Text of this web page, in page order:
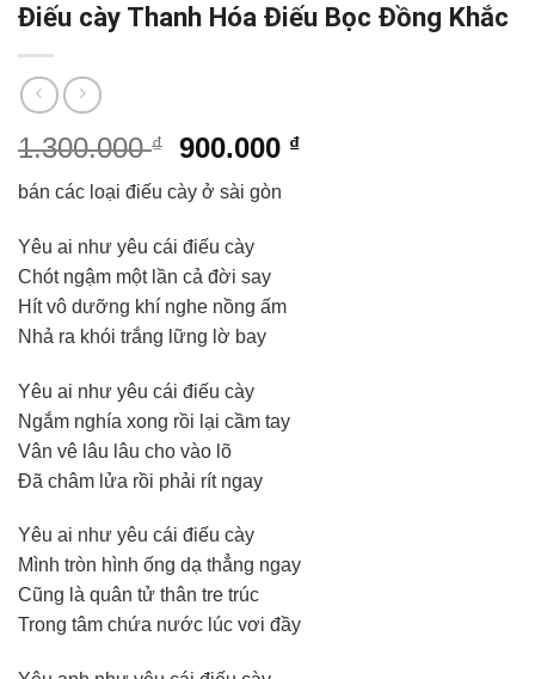
Điếu cày Thanh Hóa Điếu Bọc Đồng Khắc
1.300.000₫
Giá
gốc
là:
1.300.000 ₫.
900.000 ₫Giá
bán các loại điếu cày ở sài gòn
Yêu ai như yêu cái điếu cày
Chót ngậm một lần cả đời say
Hít vô dưỡng khí nghe nồng ấm
Nhả ra khói trắng lững lờ bay
Yêu ai như yêu cái điếu cày
Ngắm nghía xong rồi lại cầm tay
Vân vê lâu lâu cho vào lõ
Đã châm lửa rồi phải rít ngay
Yêu ai như yêu cái điếu cày
Mình tròn hình ống dạ thẳng ngay
Cũng là quân tử thân tre trúc
Trong tâm chứa nước lúc vơi đầy